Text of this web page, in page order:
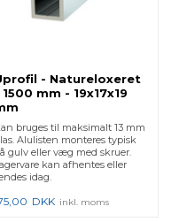
- Natureloxeret
1500 mm - 19x17x19
bruges til maksimalt 13 mm
Alulisten monteres typisk
gulv eller væg med skruer.
kan afhentes eller
idag.
DKK inkl. moms